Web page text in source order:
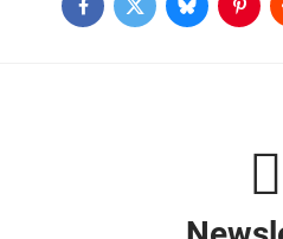
FacebookTwitterBluesky